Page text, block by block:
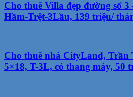
Cho thuê Villa đẹp đường số
Hầm-Trệt-3Lầu, 139 triệu/
Cho thuê nhà CityLand, Trần
5×18, T-3L, có thang máy, 50